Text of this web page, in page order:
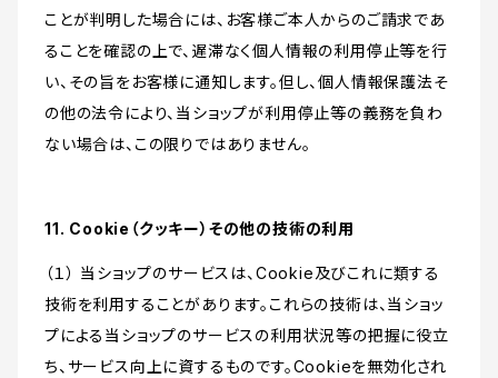
ことが判明した場合には、お客様ご本人からのご請求であ
ることを確認の上で、遅滞なく個人情報の利用停止等を行
い、その旨をお客様に通知します。但し、個人情報保護法そ
の他の法令により、当ショップが利用停止等の義務を負わ
ない場合は、この限りではありません。
11. Cookie（クッキー）その他の技術の利用
（１） 当ショップのサービスは、Cookie及びこれに類する
技術を利用することがあります。これらの技術は、当ショッ
プによる当ショップのサービスの利用状況等の把握に役立
ち、サービス向上に資するものです。Cookieを無効化され